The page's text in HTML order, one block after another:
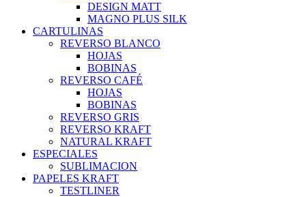
DESIGN MATT
MAGNO PLUS SILK
CARTULINAS
REVERSO BLANCO
HOJAS
BOBINAS
REVERSO CAFÉ
HOJAS
BOBINAS
REVERSO GRIS
REVERSO KRAFT
NATURAL KRAFT
ESPECIALES
SUBLIMACION
PAPELES KRAFT
TESTLINER